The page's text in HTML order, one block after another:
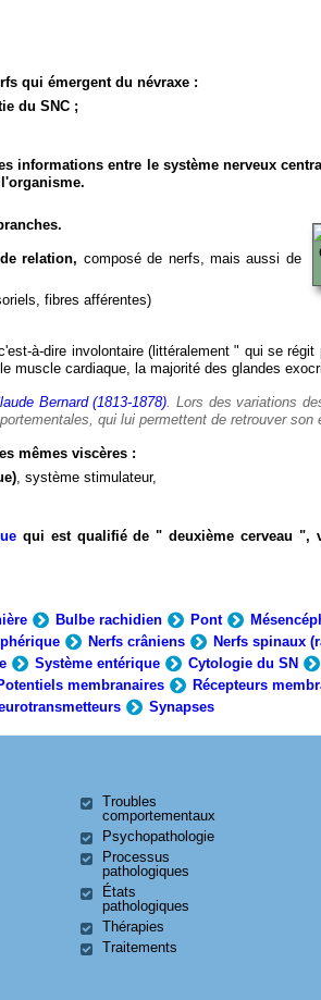
qui émergent du névraxe :
du SNC ;
informations entre le système nerveux
relation, composé de nerfs, mais aussi de
fibres afférentes)
à-dire involontaire (littéralement " qui se
muscle cardiaque, la majorité des glandes
Bernard (1813-1878). Lors des variations
qui lui permettent de retrouver son
mêmes viscères :
, système stimulateur,
qui est qualifié de " deuxième cerveau ",
Bulbe rachidien Pont
Nerfs crâniens Nerfs spinaux
Système entérique Cytologie du SN
membranaires Récepteurs
Synapses
Troubles
comportementaux
Psychopathologie
Processus
pathologiques
États
pathologiques
Thérapies
Traitements